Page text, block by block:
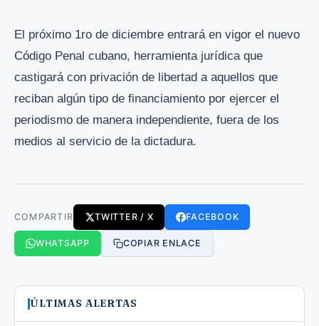
El próximo 1ro de diciembre entrará en vigor el nuevo
Código Penal cubano, herramienta jurídica que
castigará con privación de libertad a aquellos que
reciban algún tipo de financiamiento por ejercer el
periodismo de manera independiente, fuera de los
medios al servicio de la dictadura.
COMPARTIR TWITTER / X FACEBOOK
WHATSAPP COPIAR ENLACE
ÚLTIMAS ALERTAS